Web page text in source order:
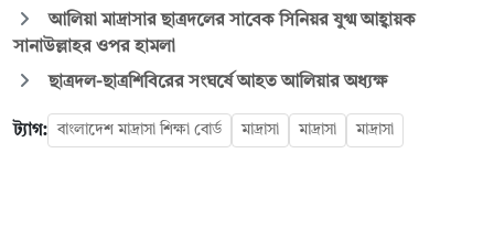
আলিয়া মাদ্রাসার ছাত্রদলের সাবেক সিনিয়র যুগ্ম আহ্বায়ক
সানাউল্লাহর ওপর হামলা
ছাত্রদল-ছাত্রশিবিরের সংঘর্ষে আহত আলিয়ার অধ্যক্ষ
ট্যাগ: বাংলাদেশ মাদ্রাসা শিক্ষা বোর্ড মাদ্রাসা মাদ্রাসা মাদ্রাসা